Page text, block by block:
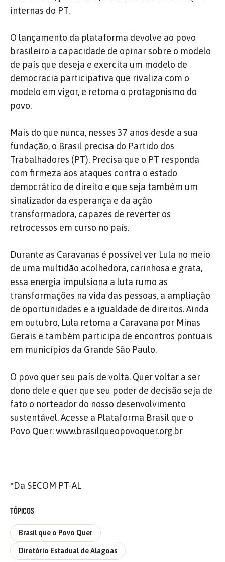
internas do PT.
O lançamento da plataforma devolve ao povo
brasileiro a capacidade de opinar sobre o modelo
de país que deseja e exercita um modelo de
democracia participativa que rivaliza com o
modelo em vigor, e retoma o protagonismo do
povo.
Mais do que nunca, nesses 37 anos desde a sua
fundação, o Brasil precisa do Partido dos
Trabalhadores (PT). Precisa que o PT responda
com firmeza aos ataques contra o estado
democrático de direito e que seja também um
sinalizador da esperança e da ação
transformadora, capazes de reverter os
retrocessos em curso no país.
Durante as Caravanas é possível ver Lula no meio
de uma multidão acolhedora, carinhosa e grata,
essa energia impulsiona a luta rumo as
transformações na vida das pessoas, a ampliação
de oportunidades e a igualdade de direitos. Ainda
em outubro, Lula retoma a Caravana por Minas
Gerais e também participa de encontros pontuais
em municípios da Grande São Paulo.
O povo quer seu país de volta. Quer voltar a ser
dono dele e quer que seu poder de decisão seja de
fato o norteador do nosso desenvolvimento
sustentável. Acesse a Plataforma Brasil que o
Povo Quer:www.brasilqueopovoquer.org.br
*Da SECOM PT-AL
TÓPICOS
Brasil que o Povo Quer
Diretório Estadual de Alagoas